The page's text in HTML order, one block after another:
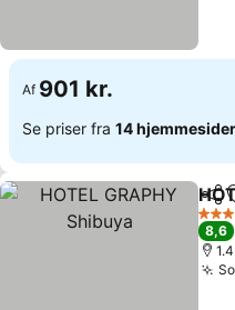
Af 901 kr.
Se priser fra 14 hjemmesider
Del
3
8,6